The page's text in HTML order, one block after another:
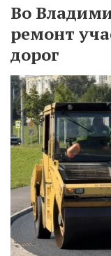
Во
ремонт
дорог